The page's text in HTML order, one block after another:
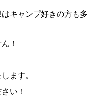
キャンプ好きの方も多
！
ます。
い！